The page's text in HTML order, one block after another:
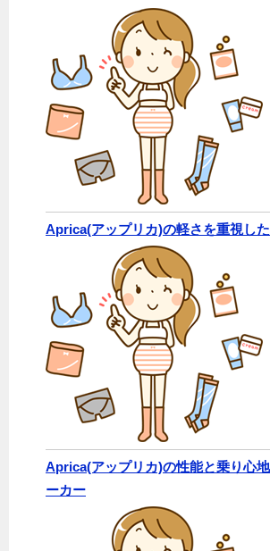
Aprica(アップリカ)の軽さを重視し
Aprica(アップリカ)の性能と乗り心
ーカー